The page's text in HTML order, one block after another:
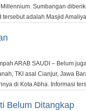
Sumbangan
tersebut adalah Masjid
ARAB SAUDI – Belum
TKI asal Cianjur, Jawa
di Kota Abha. Informasi
Belum Ditangkap